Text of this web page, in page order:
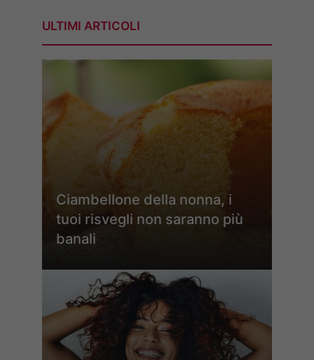
ULTIMI ARTICOLI
Ciambellone della nonna, i
tuoi risvegli non saranno più
banali